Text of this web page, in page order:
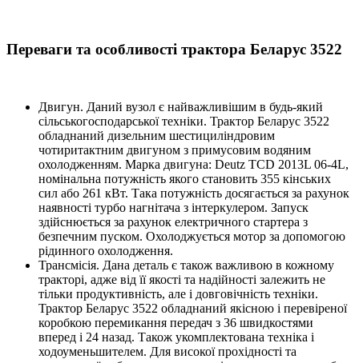
Переваги та особливості трактора Беларус 3522
Двигун. Даний вузол є найважливішим в будь-який
сільськогосподарської техніки. Трактор Беларус 3522
обладнаний дизельним шестициліндровим
чотиритактним двигуном з примусовим водяним
охолодженням. Марка двигуна: Deutz TCD 2013L 06-4L,
номінальна потужність якого становить 355 кінських
сил або 261 кВт. Така потужність досягається за рахунок
наявності турбо нагнітача з інтеркулером. Запуск
здійснюється за рахунок електричного стартера з
безпечним пуском. Охолоджується мотор за допомогою
рідинного охолодження.
Трансмісія. Дана деталь є також важливою в кожному
тракторі, адже від її якості та надійності залежить не
тільки продуктивність, але і довговічність техніки.
Трактор Беларус 3522 обладнаний якісною і перевіреної
коробкою перемикання передач з 36 швидкостями
вперед і 24 назад. Також укомплектована техніка і
ходоуменьшителем. Для високої прохідності та